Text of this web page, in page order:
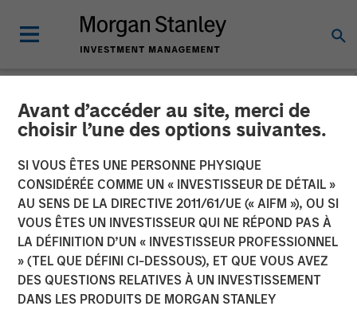
Avant d’accéder au site, merci de
choisir l’une des options suivantes.
SI VOUS ÊTES UNE PERSONNE PHYSIQUE
CONSIDÉRÉE COMME UN « INVESTISSEUR DE DÉTAIL »
AU SENS DE LA DIRECTIVE 2011/61/UE (« AIFM »), OU SI
VOUS ÊTES UN INVESTISSEUR QUI NE RÉPOND PAS À
LA DÉFINITION D’UN « INVESTISSEUR PROFESSIONNEL
» (TEL QUE DÉFINI CI-DESSOUS), ET QUE VOUS AVEZ
DES QUESTIONS RELATIVES À UN INVESTISSEMENT
DANS LES PRODUITS DE MORGAN STANLEY
NEWSROOM
Scott Steel on Investment
News: Inside Morgan
Stanley Investment
Management’s advisor
education platform